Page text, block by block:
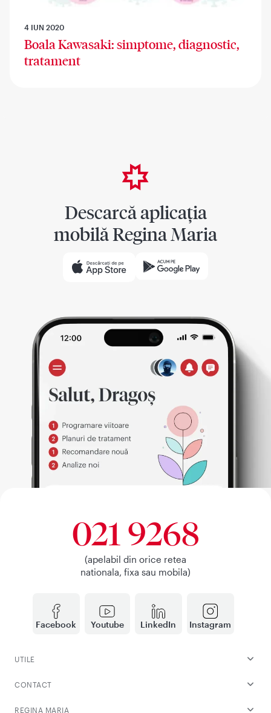
4 IUN 2020
Boala Kawasaki: simptome, diagnostic,
tratament
Descarcă aplicația
mobilă Regina Maria
Facebook Youtube LinkedIn Instagram
021 9268
(apelabil din orice retea
nationala, fixa sau mobila)
UTILE
CONTACT
REGINA MARIA